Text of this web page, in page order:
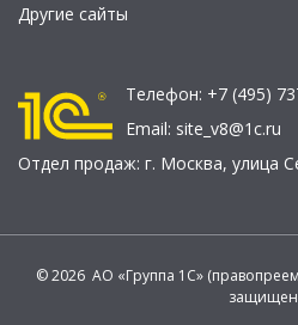
Другие сайты
Телефон: +7 (495)
Email: site_v8@1c.ru
Отдел продаж: г. Москва, улица
© 2026 АО «Группа 1С»